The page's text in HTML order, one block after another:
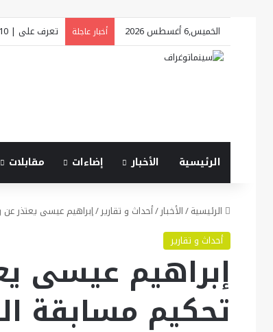
الخميس,6 أغسطس 2026 أخبار عاجلة تعرف على | 10 أفلام ترسم ملامح «فينيسيا السينمائي 2026»
الرئيسية الأخبار إضاءات مقابلات
الرئيسية/الأخبار/أحداث و تقارير/إبراهيم عيسى يعتذر عن
أحداث و تقارير
إبراهيم عيسى
تحكيم مسابقة